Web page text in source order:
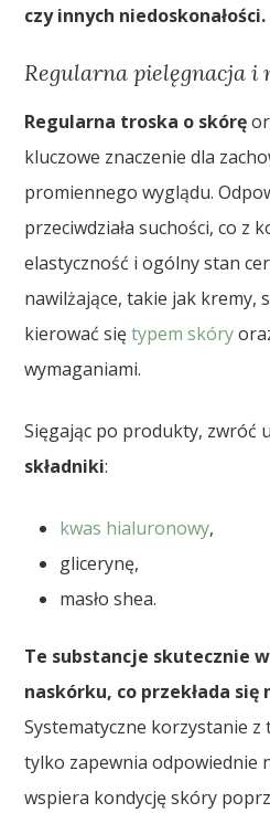
czy innych niedoskonałości.
Regularna pielęgnacja i
Regularna troska o skórę
kluczowe znaczenie dla
promiennego wyglądu.
przeciwdziała suchości, co z
elastyczność i ogólny stan
nawilżające, takie jak kremy,
kierować siętypem skóry
wymaganiami.
Sięgając po produkty, zwróć
składniki:
kwas hialuronowy,
glicerynę,
masło shea.
Te substancje skutecznie
naskórku, co przekłada
Systematyczne korzystanie
tylko zapewnia odpowiednie
wspiera kondycję skóry